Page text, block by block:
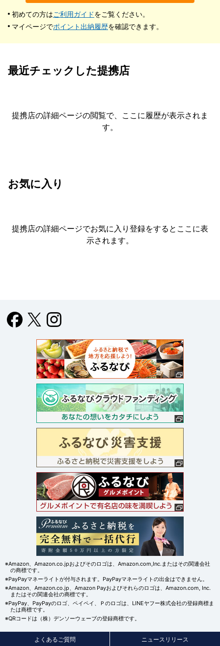
初めての方はご利用ガイドをご覧ください。
マイページでポイント出納履歴を確認できます。
最近チェックした提携店
提携店の詳細ページの閲覧で、ここに履歴が表示されま
す。
お気に入り
提携店の詳細ページでお気に入り登録をすると ここに表
示されます。
※Amazon、Amazon.co.jpおよびそのロゴは、Amazon.com,Inc.またはその関連会社
の商標です。
※PayPayマネーライトが付与されます。PayPayマネーライトの出金はできません。
※Amazon、Amazon.co.jp、Amazon Payおよびそれらのロゴは、Amazon.com, Inc.
またはその関連会社の商標です。
※PayPay、PayPayのロゴ、ペイペイ、Ｐのロゴは、LINEヤフー株式会社の登録商標ま
たは商標です。
※QRコードは（株）デンソーウェーブの登録商標です。
よくあるご質問 ニュースリリース